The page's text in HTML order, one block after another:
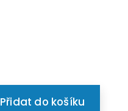
Přidat do košíku